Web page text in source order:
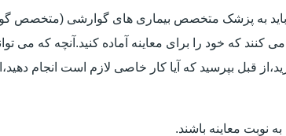
به پزشک متخصص بیماری های گوارشی (متخصص
که خود را برای معاینه آماده کنید.آنچه که می
قبل بپرسید که آیا کار خاصی لازم است انجام
نوبت معاینه باشند.